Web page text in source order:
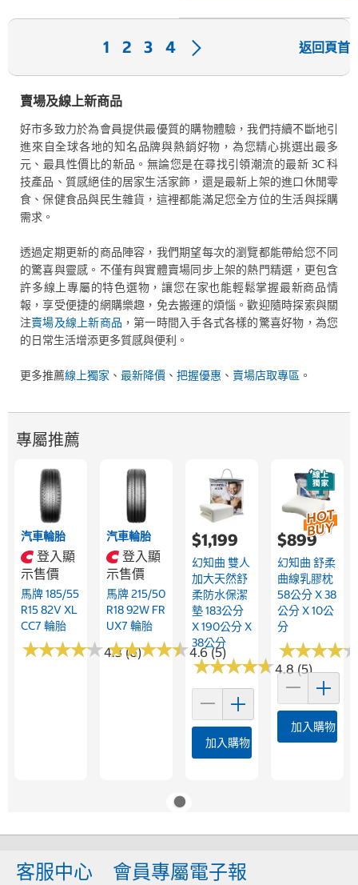
1 2 3 4 返回頁首
賣場及線上新商品
好市多致力於為會員提供最優質的購物體驗，我們持續不斷地引
進來自全球各地的知名品牌與熱銷好物，為您精心挑選出最多
元、最具性價比的新品。無論您是在尋找引領潮流的最新 3C 科
技產品、質感絕佳的居家生活家飾，還是最新上架的進口休閒零
食、保健食品與民生雜貨，這裡都能滿足您全方位的生活與採購
需求。
透過定期更新的商品陣容，我們期望每次的瀏覽都能帶給您不同
的驚喜與靈感。不僅有與實體賣場同步上架的熱門精選，更包含
許多線上專屬的特色選物，讓您在家也能輕鬆掌握最新商品情
報，享受便捷的網購樂趣，免去搬運的煩惱。歡迎隨時探索與關
注賣場及線上新商品 ，第一時間入手各式各樣的驚喜好物，為您
的日常生活增添更多質感與便利。
更多推薦線上獨家 、 最新降價 、 把握優惠 、 賣場店取專區 。
專屬推薦
汽車輪胎
登入顯
示售價
馬牌 185/55
R15 82V XL
CC7 輪胎
★★★★★
★★★★★4.3 (6)
汽車輪胎
登入顯
示售價
馬牌 215/50
R18 92W FR
UX7 輪胎
★★★★★
★★★★★4.6 (5)
$1,199
幻知曲 雙人
加大天然舒
柔防水保潔
墊 183公分
X 190公分 X
38公分
★★★★★
★★★★★4.8 (5)
加入購物車
$899
幻知曲 舒柔
曲線乳膠枕
58公分 X 38
公分 X 10公
分
★★★★
★★★★
加入購物車
客服中心 會員專屬電子報